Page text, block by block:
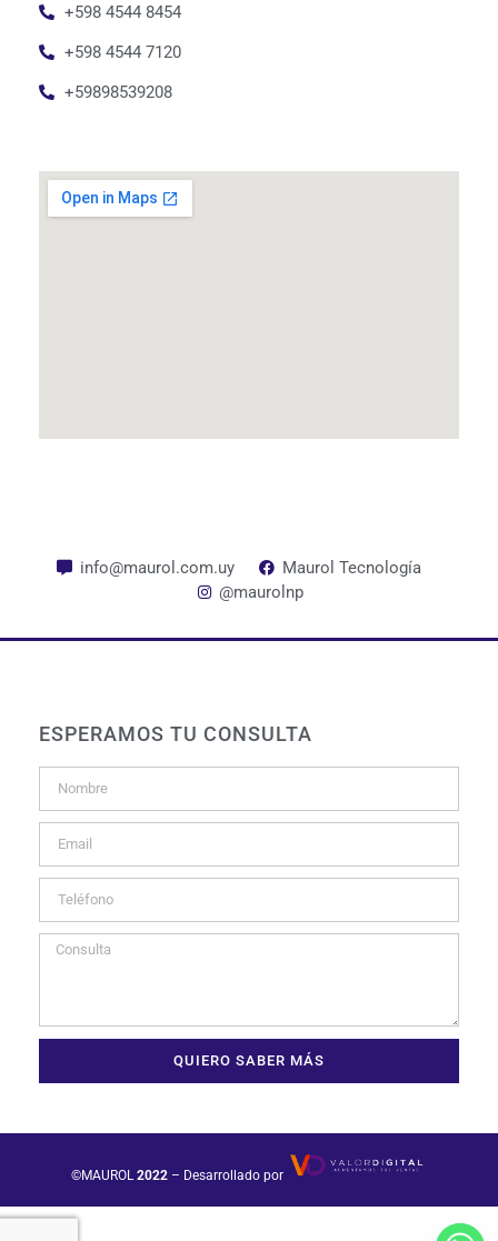
+598 4544 8454
+598 4544 7120
+59898539208
info@maurol.com.uy
Maurol Tecnología
@maurolnp
ESPERAMOS TU CONSULTA
QUIERO SABER MÁS
©MAUROL 2022 – Desarrollado por